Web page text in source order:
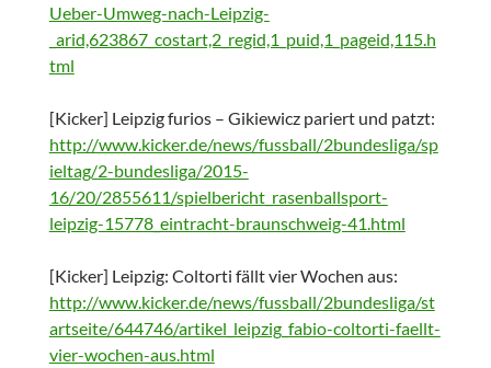
Ueber-Umweg-nach-Leipzig-
_arid,623867_costart,2_regid,1_puid,1_pageid,115.h
tml
[Kicker] Leipzig furios – Gikiewicz pariert und patzt:
http://www.kicker.de/news/fussball/2bundesliga/sp
ieltag/2-bundesliga/2015-
16/20/2855611/spielbericht_rasenballsport-
leipzig-15778_eintracht-braunschweig-41.html
[Kicker] Leipzig: Coltorti fällt vier Wochen aus:
http://www.kicker.de/news/fussball/2bundesliga/st
artseite/644746/artikel_leipzig_fabio-coltorti-faellt-
vier-wochen-aus.html